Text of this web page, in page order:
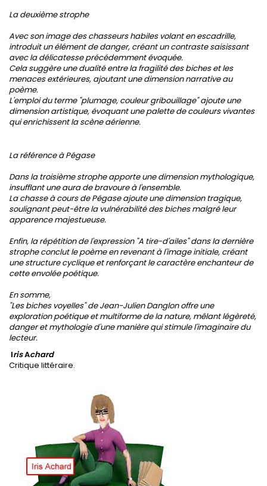
La deuxième strophe
Avec son image des chasseurs habiles volant en escadrille,
introduit un élément de danger, créant un contraste saisissant
avec la délicatesse précédemment évoquée.
Cela suggère une dualité entre la fragilité des biches et les
menaces extérieures, ajoutant une dimension narrative au
poème.
L'emploi du terme "plumage, couleur gribouillage" ajoute une
dimension artistique, évoquant une palette de couleurs vivantes
qui enrichissent la scène aérienne.
La référence à Pégase
Dans la troisième strophe apporte une dimension mythologique,
insufflant une aura de bravoure à l'ensemble.
La chasse à cours de Pégase ajoute une dimension tragique,
soulignant peut-être la vulnérabilité des biches malgré leur
apparence majestueuse.
Enfin, la répétition de l'expression "A tire-d'ailes" dans la dernière
strophe conclut le poème en revenant à l'image initiale, créant
une structure cyclique et renforçant le caractère enchanteur de
cette envolée poétique.
En somme,
"Les biches voyelles" de Jean-Julien Danglon offre une
exploration poétique et multiforme de la nature, mêlant légèreté,
danger et mythologie d'une manière qui stimule l'imaginaire du
lecteur.
IrisAchard
Critique littéraire.